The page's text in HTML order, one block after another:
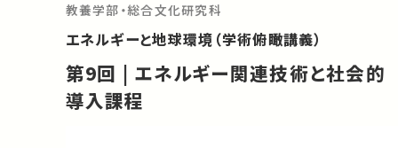
教養学部・総合文化研究科
エネルギーと地球環境（学術俯瞰講義）
第9回 | エネルギー関連技術と社会的
導入課程